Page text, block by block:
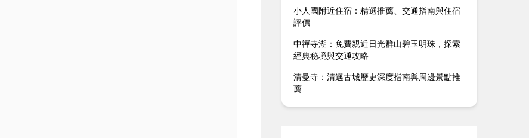
小人國附近住宿：精選推薦、交通指南與住宿
評價
中禪寺湖：免費親近日光群山碧玉明珠，探索
經典秘境與交通攻略
清曼寺：清邁古城歷史深度指南與周邊景點推
薦